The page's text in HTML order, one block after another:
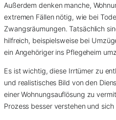
Außerdem denken manche,
extremen Fällen nötig, wie bei
Zwangsräumungen. Tatsächlich
hilfreich, beispielsweise bei
ein Angehöriger ins Pflegeheim
Es ist wichtig, diese Irrtümer zu
und realistisches Bild von den
einer Wohnungsauflösung zu
Prozess besser verstehen und